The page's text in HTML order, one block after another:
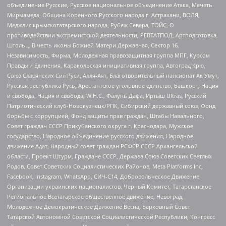
объединение Русские, Русское национальное объединение Атака, Мечеть
Мирмамеда, Община Коренного Русского народа г. Астрахани, ВОЛЯ,
Меджлис крымскотатарского народа, Рубеж Севера, ТОЙС, О
противодействии экстремистской деятельности, РЕВТАТПОД, Артподготовка,
Штольц, В честь иконы Божией Матери Державная, Сектор 16,
Независимость, Фирма, Молодежная правозащитная группа МПГ, Курсом
Правды и Единения, Каракольская инициативная группа, Автоград Крю,
Союз Славянских Сил Руси, Алля-Аят, Благотворительный пансионат Ак Умут,
Русская республика Русь, Арестантское уголовное единство, Башкорт, Нация
и свобода, Нация и свобода, W.H.С., Фалунь Дафа, Иртыш Ultras, Русский
Патриотический клуб-Новокузнецк/РПК, Сибирский державный союз, Фонд
борьбы с коррупцией, Фонд защиты прав граждан, Штабы Навального,
Совет граждан СССР Прикубанского округа г. Краснодара, Мужское
государство, Народное объединение русского движения, Народное
движение Адат, Народный совет граждан РСФСР СССР Архангельской
области, Проект Штурм, Граждане СССР, Держава Союз Советских Светлых
Родов, Совет Советских Социалистических Районов, Meta Platforms Inc,
Facebook, Instagram, WhatsApp, СИЧ-С14, Добровольческое Движение
Организации украинских националистов, Черный Комитет, Татарстанское
Региональное Всетатарское общественное движение, Невоград,
Молодежное Демократическое Движение Весна, Верховный Совет
Татарской Автономной Советской Социалистической Республики, Конгресс